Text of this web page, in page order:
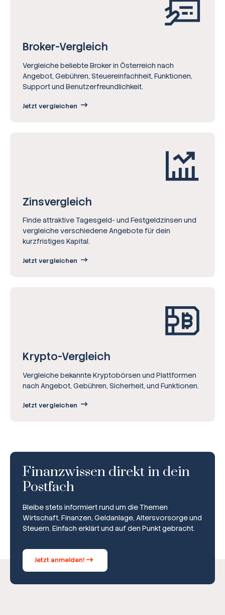
Broker-Vergleich
Vergleiche beliebte Broker in Österreich nach
Angebot, Gebühren, Steuereinfachheit, Funktionen,
Support und Benutzerfreundlichkeit.
Jetzt vergleichen
Zinsvergleich
Finde attraktive Tagesgeld- und Festgeldzinsen und
vergleiche verschiedene Angebote für dein
kurzfristiges Kapital.
Jetzt vergleichen
Krypto-Vergleich
Vergleiche bekannte Kryptobörsen und Plattformen
nach Angebot, Gebühren, Sicherheit, und Funktionen.
Jetzt vergleichen
Finanzwissen direkt in dein
Postfach
Bleibe stets informiert rund um die Themen
Wirtschaft, Finanzen, Geldanlage, Altersvorsorge und
Steuern. Einfach erklärt und auf den Punkt gebracht.
Jetzt anmelden!